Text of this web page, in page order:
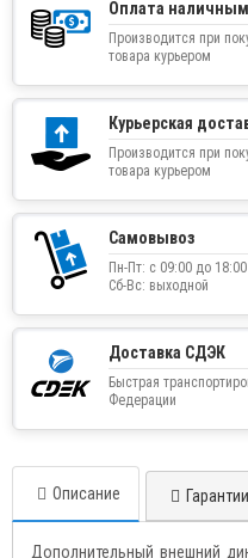
Оплата
Производится при
товара курьером
Курьерская
Производится при
товара курьером
Самовывоз
Пн-Пт: с 09:00 до 18:00
Сб-Вс: выходной
Доставка СДЭК
Быстрая
Федерации
Описание Гарантии
Дополнительный внешний